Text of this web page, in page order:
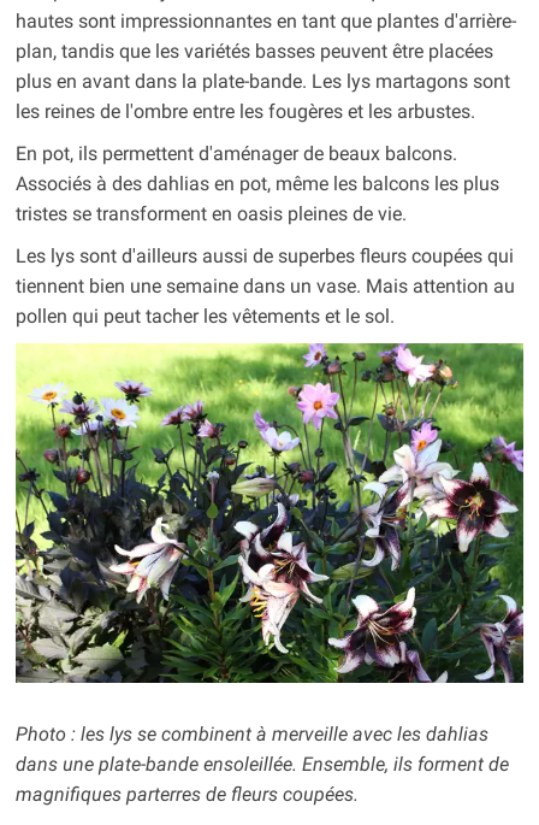
hautes sont impressionnantes en tant que plantes d'arrière-
plan, tandis que les variétés basses peuvent être placées
plus en avant dans la plate-bande. Les lys martagons sont
les reines de l'ombre entre les fougères et les arbustes.
En pot, ils permettent d'aménager de beaux balcons.
Associés à des dahlias en pot, même les balcons les plus
tristes se transforment en oasis pleines de vie.
Les lys sont d'ailleurs aussi de superbes fleurs coupées qui
tiennent bien une semaine dans un vase. Mais attention au
pollen qui peut tacher les vêtements et le sol.
Photo : les lys se combinent à merveille avec les dahlias
dans une plate-bande ensoleillée. Ensemble, ils forment de
magnifiques parterres de fleurs coupées.